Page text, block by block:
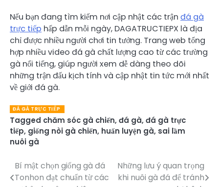
Nếu bạn đang tìm kiếm nơi cập nhật các trận đá gà
trực tiếp hấp dẫn mỗi ngày, DAGATRUCTIEPX là địa
chỉ được nhiều người chơi tin tưởng. Trang web tổng
hợp nhiều video đá gà chất lượng cao từ các trường
gà nổi tiếng, giúp người xem dễ dàng theo dõi
những trận đấu kịch tính và cập nhật tin tức mới nhất
về giới đá gà.
ĐÁ GÀ TRỰC TIẾP
Tagged chăm sóc gà chiến, đá gà, đá gà trực
tiếp, giống nòi gà chiến, huấn luyện gà, sai lầm
nuôi gà
Điều
Bí mật chọn giống gà đá
Tonhon đạt chuẩn từ các
Những lưu ý quan trọng
khi nuôi gà đá để tránh